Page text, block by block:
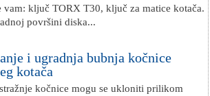
vam: ključ TORX T30, ključ za matice kotača.
površini diska...
i ugradnja bubnja kočnice
kotača
kočnice mogu se ukloniti prilikom